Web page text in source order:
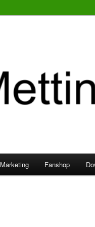
Marketing Fanshop